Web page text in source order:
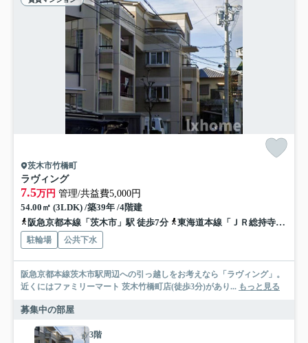
茨木市竹橋町
ラヴィング
7.5万円 管理/共益費5,000円
54.00㎡ (3LDK) /築39年 /4階建
阪急京都本線「茨木市」駅 徒歩7分
東海道本線「ＪＲ総持寺」駅 徒歩13分
駐輪場 公共下水
阪急京都本線茨木市駅周辺への引っ越しをお考えなら「ラヴィング」。
近くにはファミリーマート 茨木竹橋町店(徒歩3分)があり... もっと見る
募集中の部屋
3階